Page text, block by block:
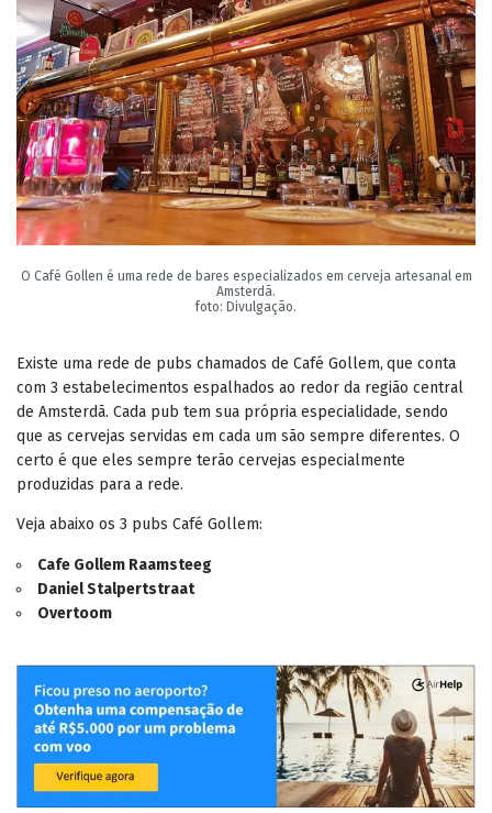
O Café Gollen é uma rede de bares especializados em cerveja artesanal em
Amsterdã.
foto: Divulgação.
Existe uma rede de pubs chamados de Café Gollem, que conta
com 3 estabelecimentos espalhados ao redor da região central
de Amsterdã. Cada pub tem sua própria especialidade, sendo
que as cervejas servidas em cada um são sempre diferentes. O
certo é que eles sempre terão cervejas especialmente
produzidas para a rede.
Veja abaixo os 3 pubs Café Gollem:
Cafe Gollem Raamsteeg
Daniel Stalpertstraat
Overtoom